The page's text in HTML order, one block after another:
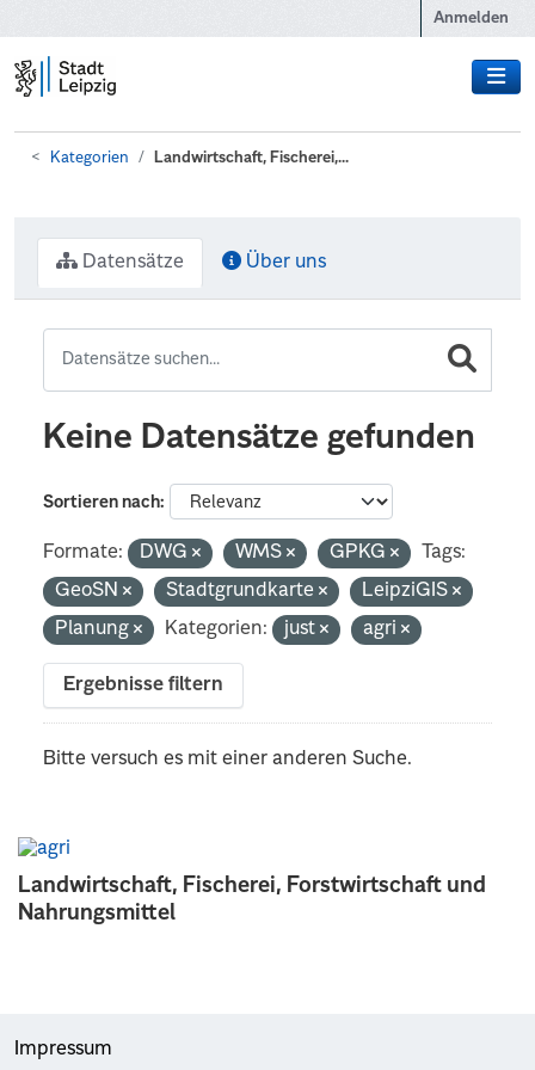
Anmelden
Kategorien Landwirtschaft, Fischerei,...
Landwirtschaft, Fischerei, Forstwirtschaft und
Nahrungsmittel
Datensätze Über uns
Keine Datensätze gefunden
Sortieren nach
Formate: DWG WMS GPKG
Tags:
GeoSN
Stadtgrundkarte
LeipziGIS
Planung
Kategorien: just agri
Ergebnisse filtern
Bitte versuch es mit einer anderen Suche.
Impressum